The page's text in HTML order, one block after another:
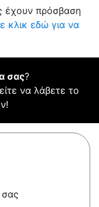
έχουν πρόσβαση
κλικ εδώ για να
σας?
να λάβετε το
σας